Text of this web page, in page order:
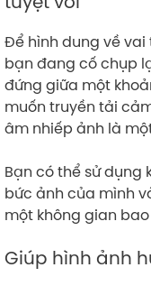
Để hình dung về vai
bạn đang cố chụp
đứng giữa một
muốn truyền tải
âm nhiếp ảnh là
Bạn có thể sử dụng
bức ảnh của mình
một không gian
Giúp hình ảnh